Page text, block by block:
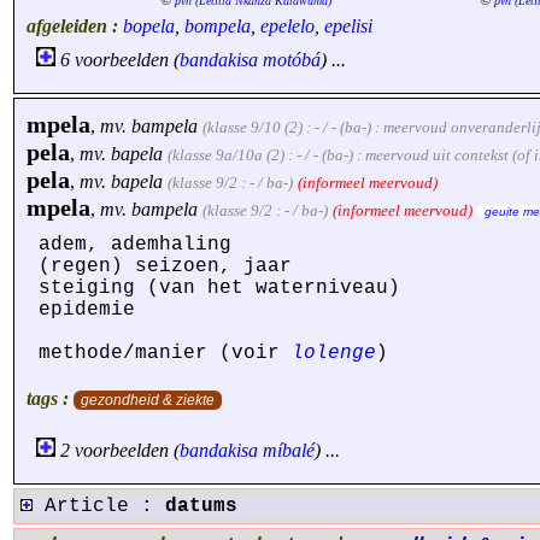
afgeleiden : bopela bompela epelelo epelisi
6 voorbeelden (bandakisa motóbá) ...
mpela, mv. bampela (klasse 9/10 (2) : - / - (ba-) : meervoud
pela, mv. bapela (klasse 9a/10a (2) : - / - (ba-) : meervoud uit contekst (of
pela, mv. bapela (klasse 9/2 : - / ba-) (informeel meervoud)
mpela, mv. bampela (klasse 9/2 : - / ba-) (informeel meervoud) geuite
adem, ademhaling
(regen) seizoen, jaar
steiging (van het waterniveau)
epidemie
methode/manier (voir
lolenge )
tags : gezondheid & ziekte
2 voorbeelden (bandakisa míbalé) ...
Article : datums